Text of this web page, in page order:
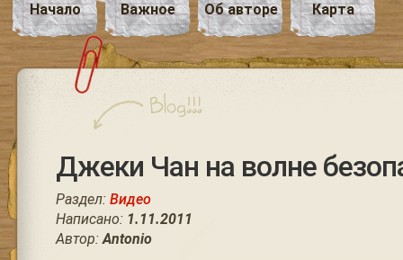
Начало Важное Об авторе Карта
Джеки Чан на волне
Раздел: Видео
Написано: 1.11.2011
Автор:Antonio